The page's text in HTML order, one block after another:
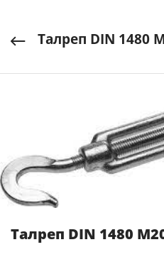
Талреп DIN 1480
Талреп DIN 1480